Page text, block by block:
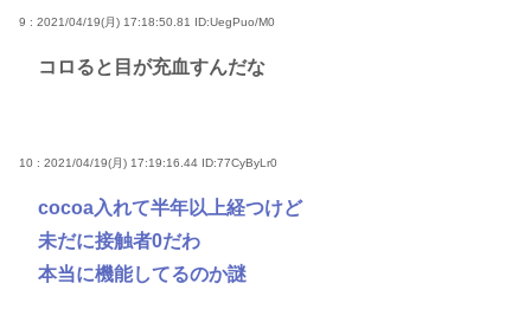
9 : 2021/04/19(月) 17:18:50.81 ID:UegPuo/M0
コロると目が充血すんだな
10 : 2021/04/19(月) 17:19:16.44 ID:77CyByLr0
cocoa入れて半年以上経つけど
未だに接触者0だわ
本当に機能してるのか謎